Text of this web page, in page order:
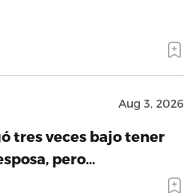
Aug 3, 2026
tres veces bajo tener
pero…